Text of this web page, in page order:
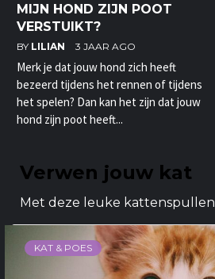
MIJN HOND ZIJN POOT
VERSTUIKT?
BY LILIAN 3 JAAR AGO
Merk je dat jouw hond zich heeft
bezeerd tijdens het rennen of tijdens
het spelen? Dan kan het zijn dat jouw
hond zijn poot heeft...
Verwen jouw kat
Met deze leuke kattenspullen
KAT & POES